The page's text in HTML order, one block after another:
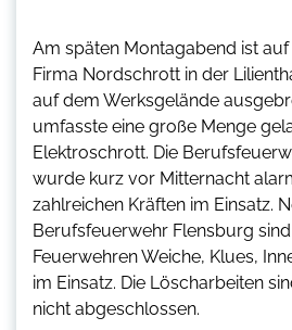
Am späten Montagabend ist
Firma Nordschrott in der
auf dem Werksgelände
umfasste eine große Menge
Elektroschrott. Die
wurde kurz vor Mitternacht
zahlreichen Kräften im Einsatz.
Berufsfeuerwehr Flensburg
Feuerwehren Weiche, Klues,
im Einsatz. Die Löscharbeiten
nicht abgeschlossen.